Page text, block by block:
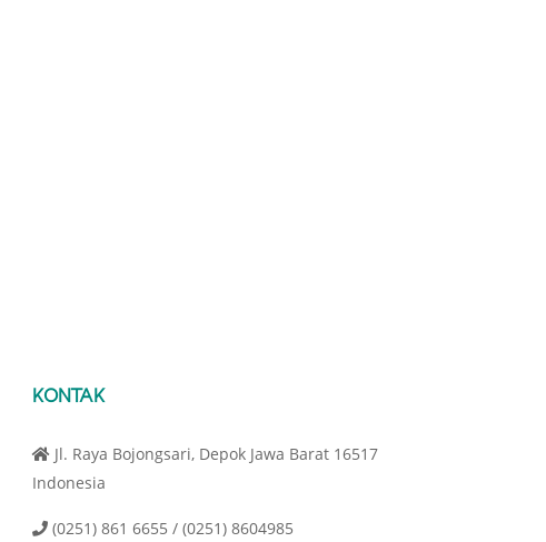
KONTAK
Jl. Raya Bojongsari, Depok Jawa Barat 16517
Indonesia
(0251) 861 6655 / (0251) 8604985